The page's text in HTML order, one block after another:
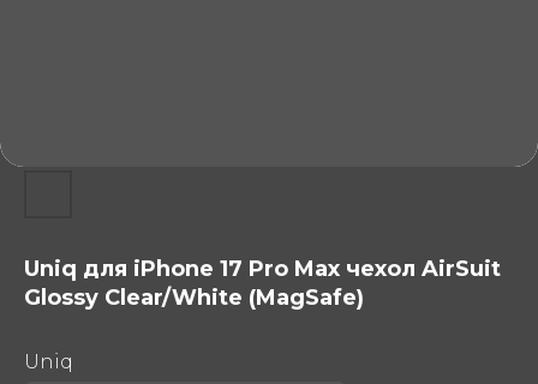
Uniq для iPhone 17 Pro Max чехол AirSuit
Glossy Clear/White (MagSafe)
Uniq